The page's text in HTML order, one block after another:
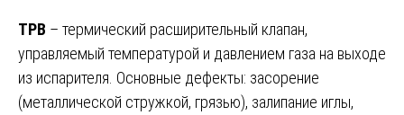
ТРВ – термический расширительный клапан,
управляемый температурой и давлением газа на выходе
из испарителя. Основные дефекты: засорение
(металлической стружкой, грязью), залипание иглы,